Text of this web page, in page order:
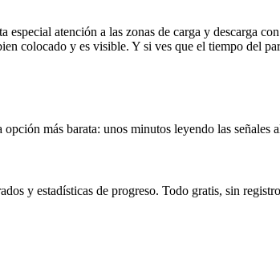
atención a las zonas de carga y descarga
colocado y es visible. Y si ves que el tiempo del
más barata: unos minutos leyendo las señales
y estadísticas de progreso. Todo gratis, sin